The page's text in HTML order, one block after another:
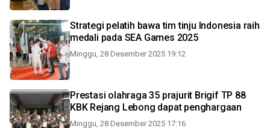
Strategi pelatih bawa tim tinju Indonesia raih
medali pada SEA Games 2025
Minggu, 28 Desember 2025 19:12
Prestasi olahraga 35 prajurit Brigif TP 88
KBK Rejang Lebong dapat penghargaan
Minggu, 28 Desember 2025 17:16